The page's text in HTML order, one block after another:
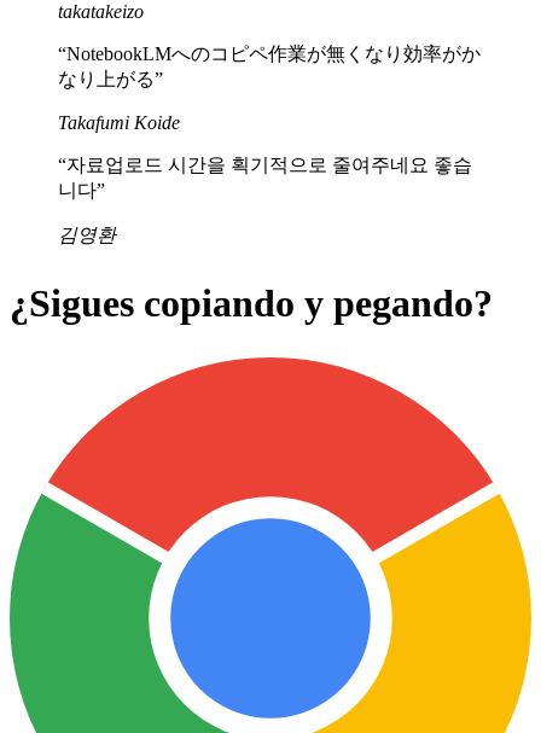
takatakeizo
“NotebookLMへのコピペ作業が無くなり効率がか
なり上がる”
Takafumi Koide
“자료업로드 시간을 획기적으로 줄여주네요 좋습
니다”
김영환
¿Sigues copiando y pegando?